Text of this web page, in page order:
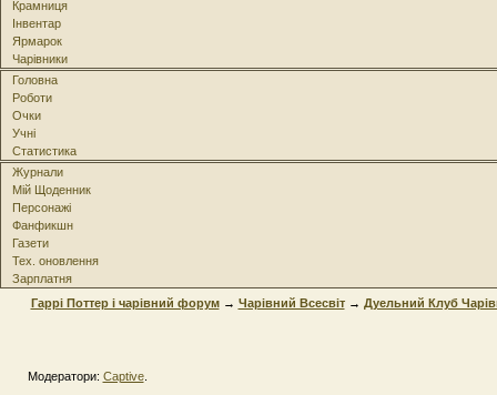
Крамниця
Інвентар
Ярмарок
Чарівники
Головна
Роботи
Очки
Учні
Статистика
Журнали
Мій Щоденник
Персонажі
Фанфикшн
Газети
Тех. оновлення
Зарплатня
Гаррі Поттер і чарівний форум→ Чарівний Всесвіт→ Дуельний Клуб
Модератори: Captive.